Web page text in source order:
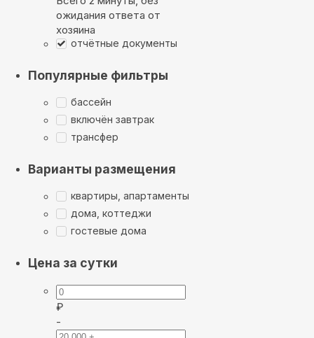
ожидания ответа от
хозяина
отчётные документы
Популярные фильтры
бассейн
включён завтрак
трансфер
Варианты размещения
квартиры, апартаменты
дома, коттеджи
гостевые дома
Цена за сутки
₽
-